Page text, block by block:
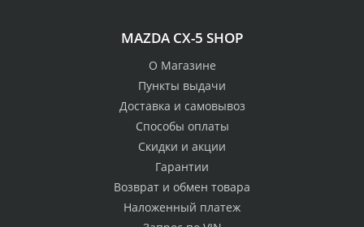
MAZDA CX-5 SHOP
О Магазине
Пункты выдачи
Доставка и самовывоз
Способы оплаты
Скидки и акции
Гарантии
Возврат и обмен товара
Наложенный платеж